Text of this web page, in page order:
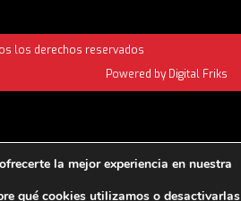
los derechos reservados
Powered by Digital Friks
la mejor experiencia en nuestra
qué cookies utilizamos o desactivarlas